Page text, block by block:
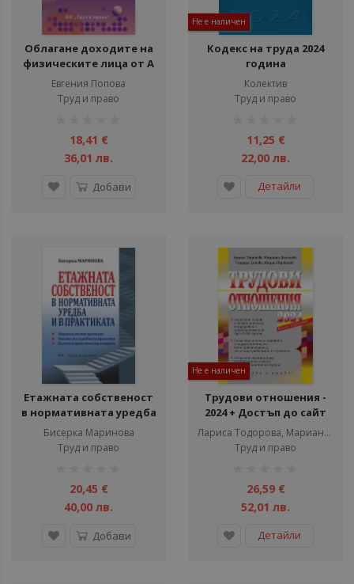
Облагане доходите на
физическите лица от А
до Я
Евгения Попова
Труд и право
18,41 €
36,01 лв.
Добави
Не е наличен
Кодекс на труда 2024
година
Колектив
Труд и право
11,25 €
22,00 лв.
Детайли
Етажната собственост
в нормативната уредба
и в практиката
Бисерка Маринова
Труд и право
20,45 €
40,00 лв.
Добави
Не е наличен
Трудови отношения -
2024 + Достъп до сайт
Лариса Тодорова, Мариана Василева, Теодора Дичева
Труд и право
26,59 €
52,01 лв.
Детайли